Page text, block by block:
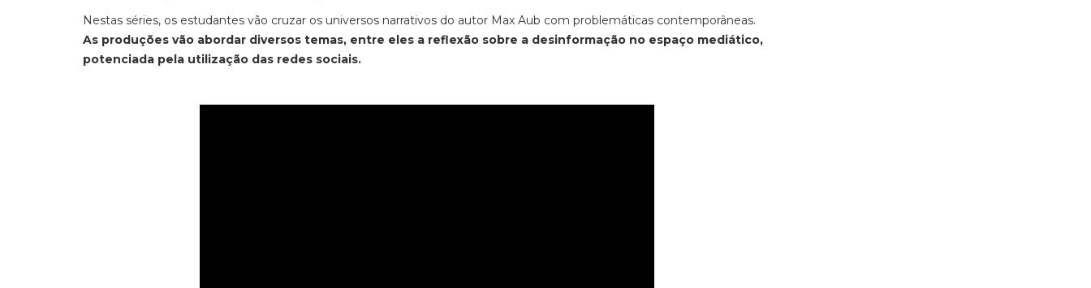
Nestas séries, os estudantes vão cruzar os universos narrativos do autor Max Aub com problemáticas contemporâneas.
As produções vão abordar diversos temas, entre eles a reflexão sobre a desinformação no espaço mediático,
potenciada pela utilização das redes sociais.